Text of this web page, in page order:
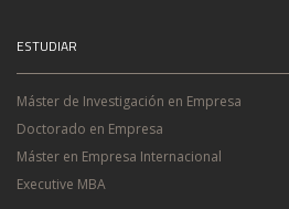
ESTUDIAR
Máster de Investigación en Empresa
Doctorado en Empresa
Máster en Empresa Internacional
Executive MBA